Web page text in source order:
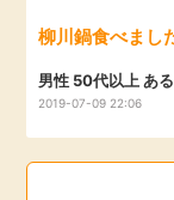
柳川鍋食べまし
男性 50代以上 ある
2019-07-09 22:06